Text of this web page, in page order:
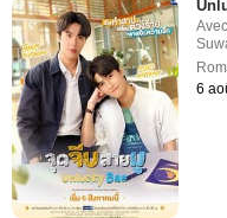
Avec
6